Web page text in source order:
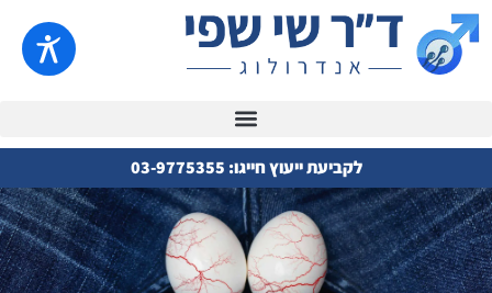
לקביעת ייעוץ חייגו: 03-9775355